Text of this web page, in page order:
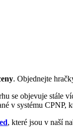
. Objednejte
se objevuje stále
v systému CPNP,
, které jsou v naší